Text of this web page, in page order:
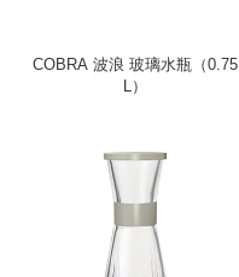
COBRA 波浪 玻璃水瓶（0.75
L）